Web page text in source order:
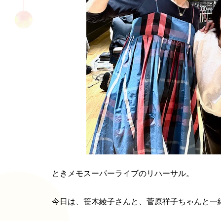
ときメモスーパーライブのリハーサル。
今日は、笹木綾子さんと、菅原祥子ちゃんと一